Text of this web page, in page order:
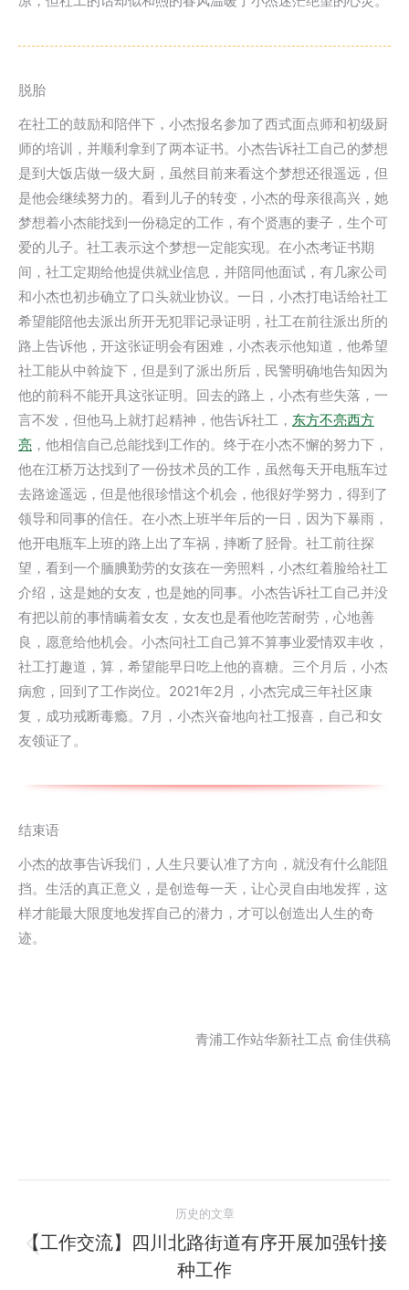
脱胎
在社工的鼓励和陪伴下，小杰报名参加了西式面点师和初级厨
师的培训，并顺利拿到了两本证书。小杰告诉社工自己的梦想
是到大饭店做一级大厨，虽然目前来看这个梦想还很遥远，但
是他会继续努力的。看到儿子的转变，小杰的母亲很高兴，她
梦想着小杰能找到一份稳定的工作，有个贤惠的妻子，生个可
爱的儿子。社工表示这个梦想一定能实现。在小杰考证书期
间，社工定期给他提供就业信息，并陪同他面试，有几家公司
和小杰也初步确立了口头就业协议。一日，小杰打电话给社工
希望能陪他去派出所开无犯罪记录证明，社工在前往派出所的
路上告诉他，开这张证明会有困难，小杰表示他知道，他希望
社工能从中斡旋下，但是到了派出所后，民警明确地告知因为
他的前科不能开具这张证明。回去的路上，小杰有些失落，一
言不发，但他马上就打起精神，他告诉社工， 东方不亮西方
亮 ，他相信自己总能找到工作的。终于在小杰不懈的努力下，
他在江桥万达找到了一份技术员的工作，虽然每天开电瓶车过
去路途遥远，但是他很珍惜这个机会，他很好学努力，得到了
领导和同事的信任。在小杰上班半年后的一日，因为下暴雨，
他开电瓶车上班的路上出了车祸，摔断了胫骨。社工前往探
望，看到一个腼腆勤劳的女孩在一旁照料，小杰红着脸给社工
介绍，这是她的女友，也是她的同事。小杰告诉社工自己并没
有把以前的事情瞒着女友，女友也是看他吃苦耐劳，心地善
良，愿意给他机会。小杰问社工自己算不算事业爱情双丰收，
社工打趣道，算，希望能早日吃上他的喜糖。三个月后，小杰
病愈，回到了工作岗位。2021年2月，小杰完成三年社区康
复，成功戒断毒瘾。7月，小杰兴奋地向社工报喜，自己和女
友领证了。
结束语
小杰的故事告诉我们，人生只要认准了方向，就没有什么能阻
挡。生活的真正意义，是创造每一天，让心灵自由地发挥，这
样才能最大限度地发挥自己的潜力，才可以创造出人生的奇
迹。
青浦工作站华新社工点 俞佳供稿
章
历史的文章
历
史
【工作交流】四川北路街道有序开展加强针接
种工作